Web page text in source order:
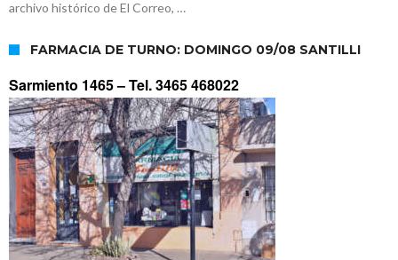
archivo histórico de El Correo, …
FARMACIA DE TURNO: DOMINGO 09/08 SANTILLI
Sarmiento 1465 –Tel. 3465 468022